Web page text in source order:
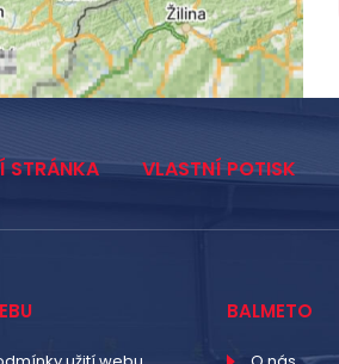
STRÁNKA VLASTNÍ POTISK
BALMETO